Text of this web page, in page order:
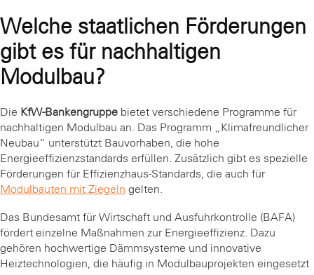
Welche staatlichen Förderungen
gibt es für nachhaltigen
Modulbau?
Die KfW-Bankengruppe bietet verschiedene Programme für
nachhaltigen Modulbau an. Das Programm „Klimafreundlicher
Neubau“ unterstützt Bauvorhaben, die hohe
Energieeffizienzstandards erfüllen. Zusätzlich gibt es spezielle
Förderungen für Effizienzhaus-Standards, die auch für
Modulbauten mit Ziegeln gelten.
Das Bundesamt für Wirtschaft und Ausfuhrkontrolle (BAFA)
fördert einzelne Maßnahmen zur Energieeffizienz. Dazu
gehören hochwertige Dämmsysteme und innovative
Heiztechnologien, die häufig in Modulbauprojekten eingesetzt